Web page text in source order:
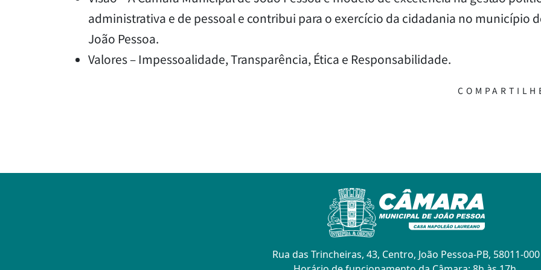
administrativa e de pessoal e contribui para o exercício da cidadania no município
João Pessoa.
Valores – Impessoalidade, Transparência, Ética e Responsabilidade.
Rua das Trincheiras, 43, Centro, João Pessoa-PB, 58011-000